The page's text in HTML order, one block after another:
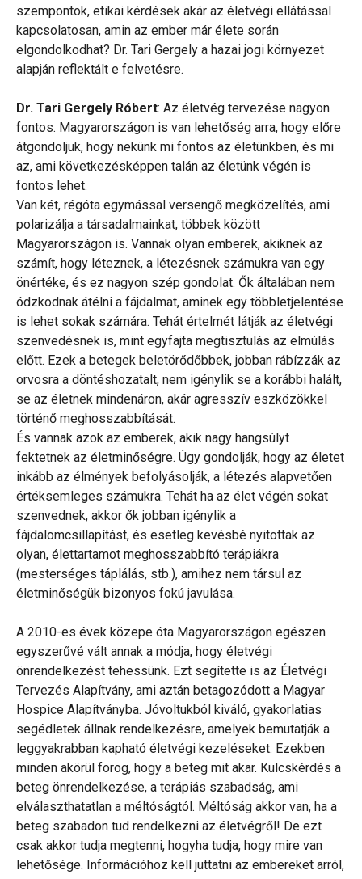
szempontok, etikai kérdések akár az életvégi ellátással
kapcsolatosan, amin az ember már élete során
elgondolkodhat? Dr. Tari Gergely a hazai jogi környezet
alapján reflektált e felvetésre.
Dr. Tari Gergely Róbert: Az életvég tervezése nagyon
fontos. Magyarországon is van lehetőség arra, hogy előre
átgondoljuk, hogy nekünk mi fontos az életünkben, és mi
az, ami következésképpen talán az életünk végén is
fontos lehet.
Van két, régóta egymással versengő megközelítés, ami
polarizálja a társadalmainkat, többek között
Magyarországon is. Vannak olyan emberek, akiknek az
számít, hogy léteznek, a létezésnek számukra van egy
önértéke, és ez nagyon szép gondolat. Ők általában nem
ódzkodnak átélni a fájdalmat, aminek egy többletjelentése
is lehet sokak számára. Tehát értelmét látják az életvégi
szenvedésnek is, mint egyfajta megtisztulás az elmúlás
előtt. Ezek a betegek beletörődőbbek, jobban rábízzák az
orvosra a döntéshozatalt, nem igénylik se a korábbi halált,
se az életnek mindenáron, akár agresszív eszközökkel
történő meghosszabbítását.
És vannak azok az emberek, akik nagy hangsúlyt
fektetnek az életminőségre. Úgy gondolják, hogy az életet
inkább az élmények befolyásolják, a létezés alapvetően
értéksemleges számukra. Tehát ha az élet végén sokat
szenvednek, akkor ők jobban igénylik a
fájdalomcsillapítást, és esetleg kevésbé nyitottak az
olyan, élettartamot meghosszabbító terápiákra
(mesterséges táplálás, stb.), amihez nem társul az
életminőségük bizonyos fokú javulása.
A 2010-es évek közepe óta Magyarországon egészen
egyszerűvé vált annak a módja, hogy életvégi
önrendelkezést tehessünk. Ezt segítette is az Életvégi
Tervezés Alapítvány, ami aztán betagozódott a Magyar
Hospice Alapítványba. Jóvoltukból kiváló, gyakorlatias
segédletek állnak rendelkezésre, amelyek bemutatják a
leggyakrabban kapható életvégi kezeléseket. Ezekben
minden akörül forog, hogy a beteg mit akar. Kulcskérdés a
beteg önrendelkezése, a terápiás szabadság, ami
elválaszthatatlan a méltóságtól. Méltóság akkor van, ha a
beteg szabadon tud rendelkezni az életvégről! De ezt
csak akkor tudja megtenni, hogyha tudja, hogy mire van
lehetősége. Információhoz kell juttatni az embereket arról,